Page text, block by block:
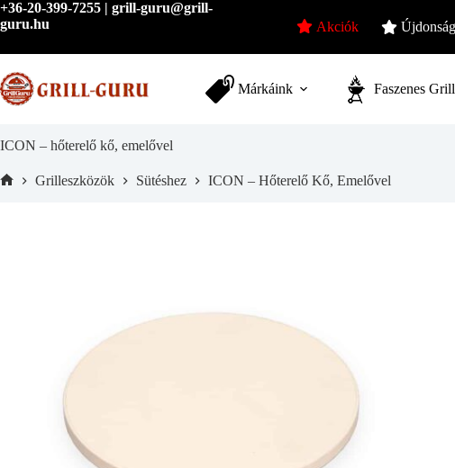
Skip
to
+36-20-399-7255 | grill-guru@grill-
guru.hu
Akciók
Márkáink Faszenes
ICON – hőterelő kő, emelővel
Grilleszközök Sütéshez ICON – Hőterelő Kő, Emelővel